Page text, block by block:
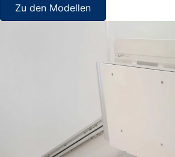
Zu den Modellen